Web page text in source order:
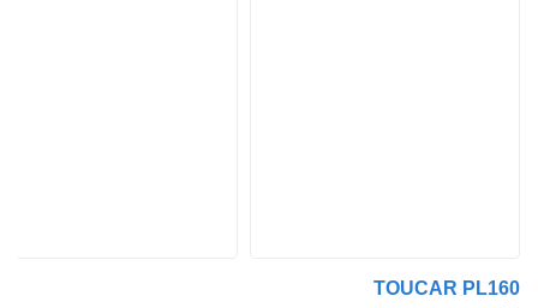
TOUCAR PL160